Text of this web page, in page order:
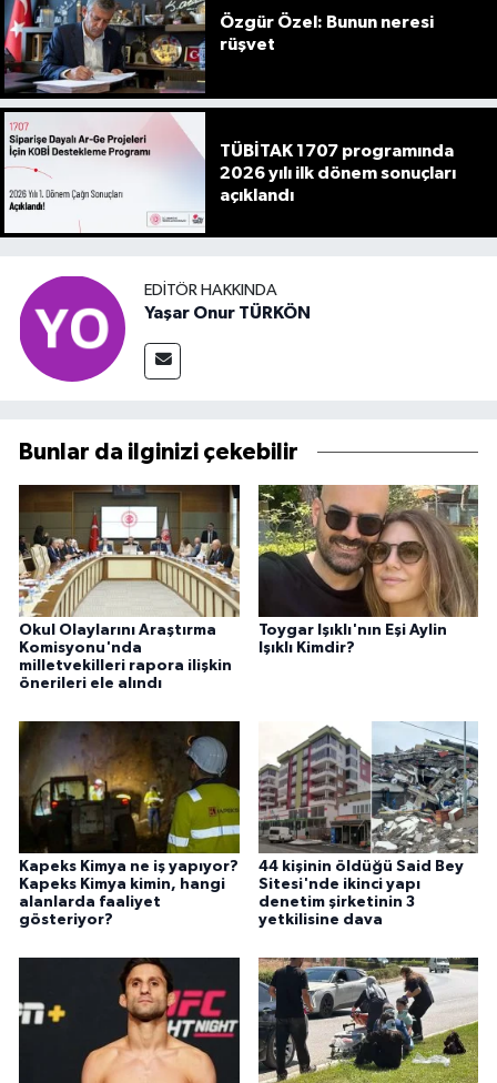
Özgür Özel: Bunun neresi
rüşvet
TÜBİTAK 1707 programında
2026 yılı ilk dönem sonuçları
açıklandı
EDITÖR HAKKINDA
Yaşar Onur TÜRKÖN
Bunlar da ilginizi çekebilir
Okul Olaylarını Araştırma
Komisyonu'nda
milletvekilleri rapora ilişkin
önerileri ele alındı
Toygar Işıklı'nın Eşi Aylin
Işıklı Kimdir?
Kapeks Kimya ne iş yapıyor?
Kapeks Kimya kimin, hangi
alanlarda faaliyet
gösteriyor?
44 kişinin öldüğü Said Bey
Sitesi'nde ikinci yapı
denetim şirketinin 3
yetkilisine dava